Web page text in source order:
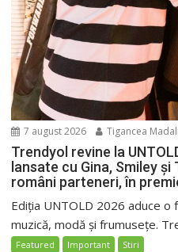
7 august 2026 Tigancea
Trendyol revine la
lansate cu Gina, Smiley
români parteneri, în
Ediția UNTOLD 2026 aduce o
muzică, modă și frumusețe.
Featured Important Stiri